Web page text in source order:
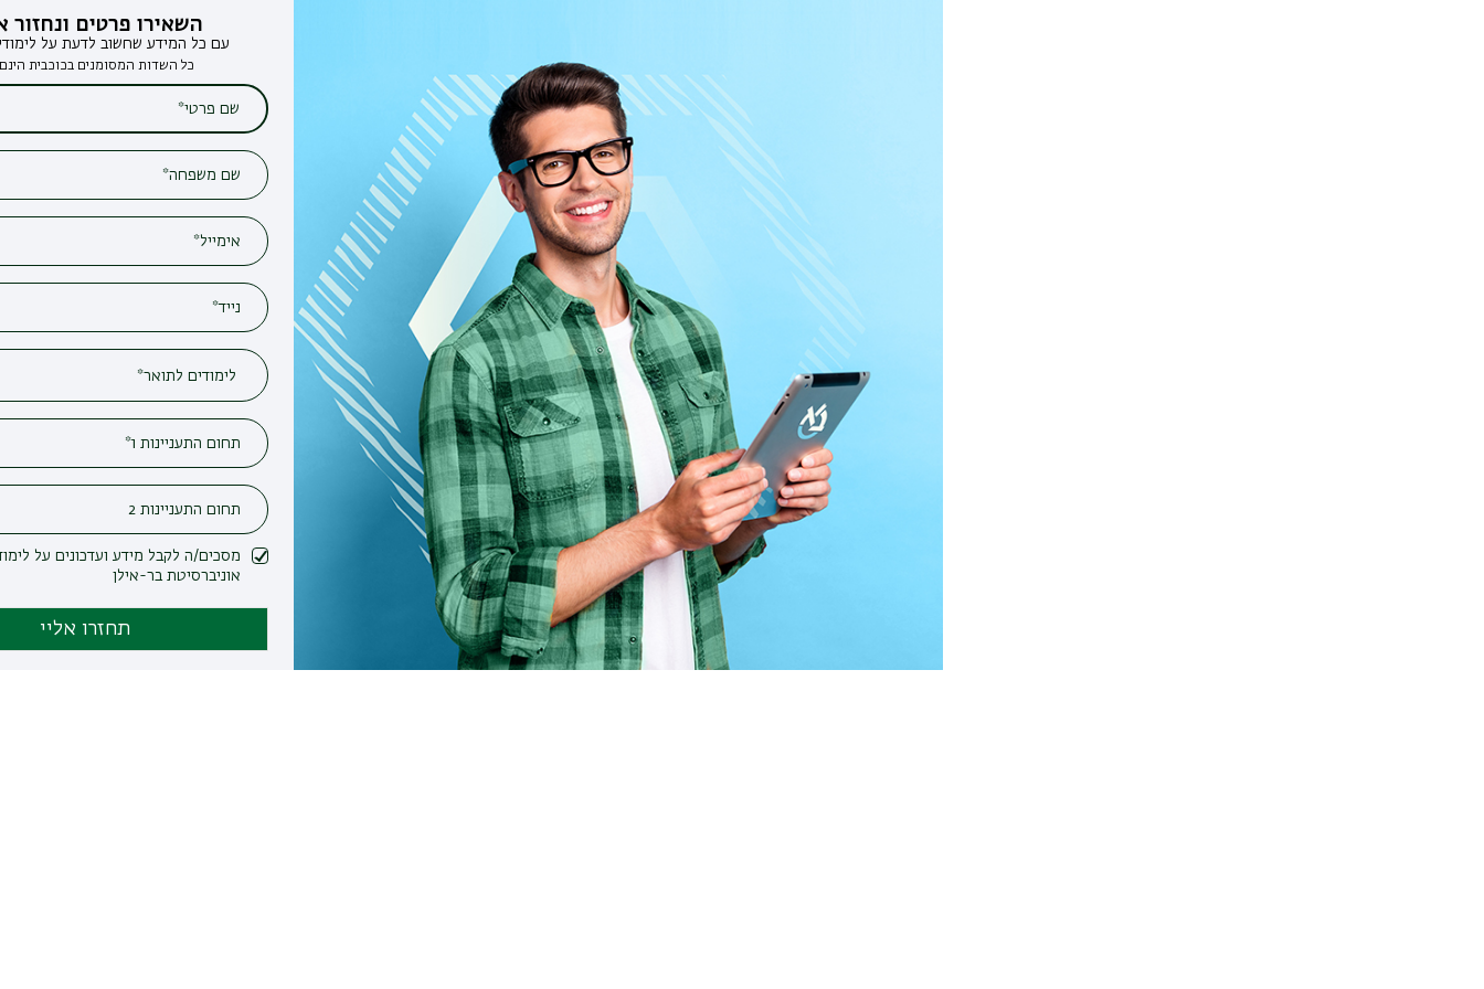
השאירו פרטים ונחזור אליכם
עם כל המידע שחשוב לדעת על לימודים בבר-אילן
כל השדות המסומנים בכוכבית הינם חובה*
מסכים/ה לקבל מידע ועדכונים על לימודים ופעילות
אוניברסיטת בר-אילן